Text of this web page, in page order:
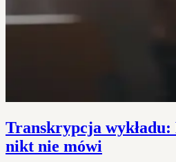
Transkrypcja
nikt nie mówi